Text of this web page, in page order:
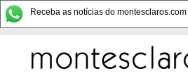
Receba as notícias do